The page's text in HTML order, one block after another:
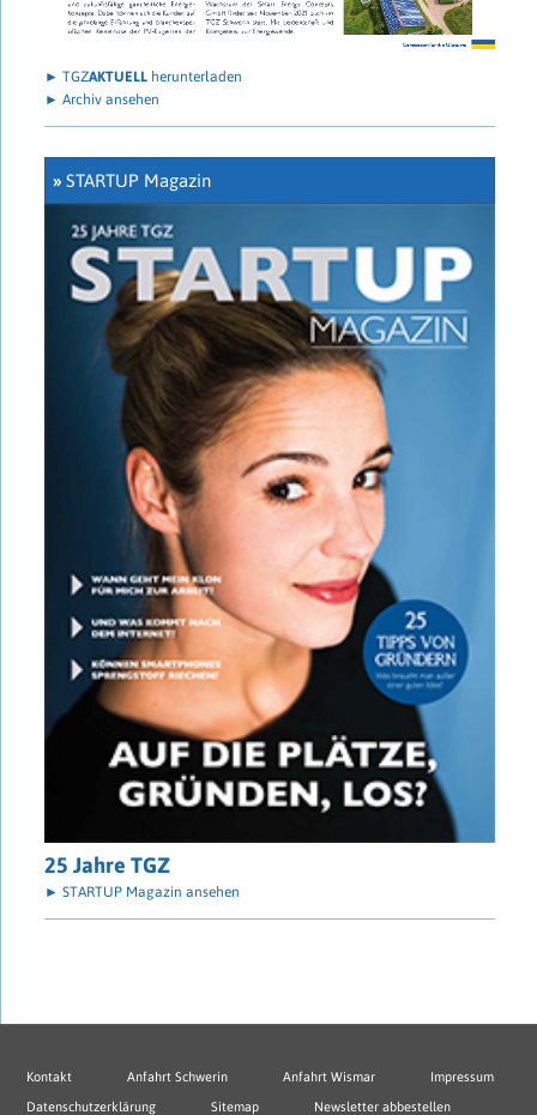
► TGZAKTUELLherunterladen
► Archiv ansehen
»STARTUP Magazin
25 Jahre TGZ
► STARTUP Magazin ansehen
Kontakt Anfahrt Schwerin Anfahrt Wismar Impressum
Datenschutzerklärung Sitemap Newsletter abbestellen